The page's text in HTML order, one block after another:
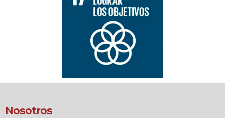
Nosotros